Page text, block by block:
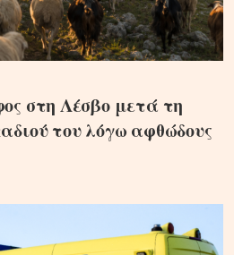
στη Λέσβο μετά τη
του λόγω αφθώδους